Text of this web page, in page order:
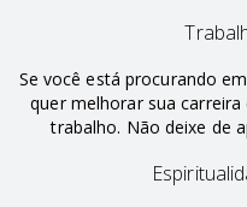
Se você está procurando
quer melhorar sua
trabalho. Não deixe de